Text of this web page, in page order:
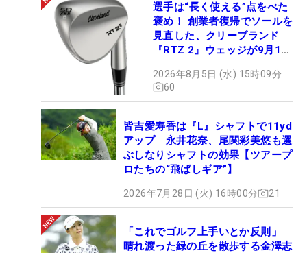
選手は“長く使える”点をべた
褒め！ 創業者復帰でソールを
見直した、クリーブランド
『RTZ 2』ウェッジが9月12
2026年8月5日 (水) 15時09分
60
皆吉愛寿香は『L』シャフトで11yd
アップ 永井花奈、尾関彩美悠も選
ぶしなりシャフトの効果【ツアープ
ロたちの“飛ばしギア”】
2026年7月28日 (火) 16時00分 21
「これでゴルフ上手いとか反則」
晴れ渡った緑の丘を散歩する金澤志